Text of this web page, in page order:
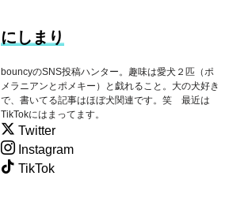
にしまり
bouncyのSNS投稿ハンター。趣味は愛犬２匹（ポ
メラニアンとポメキー）と戯れること。大の犬好き
で、書いてる記事はほぼ犬関連です。笑 最近は
TikTokにはまってます。
Twitter
Instagram
TikTok